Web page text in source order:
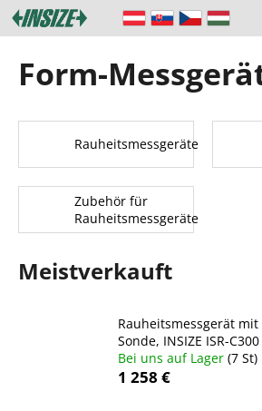
Zum
Inhalt
springen
Form-
Rauheitsmessgeräte
Zubehör für
Rauheitsmessgeräte
Meistverkauft
Rauheitsmessgerät
Sonde, INSIZE ISR-C300
Bei uns auf Lager (7 St)
1 258 €
W
a
zum
zum
a
s
u
h
e
n